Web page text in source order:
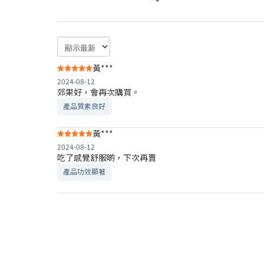
黃***
2024-08-12
郊果好，會再次購買。
產品質素良好
黃***
2024-08-12
吃了感覺舒服啲，下次再賣
產品功效顯著